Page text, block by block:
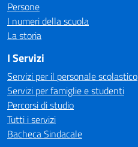
Persone
I numeri della scuola
La storia
I Servizi
Servizi per il personale scolastico
Servizi per famiglie e studenti
Percorsi di studio
Tutti i servizi
Bacheca Sindacale